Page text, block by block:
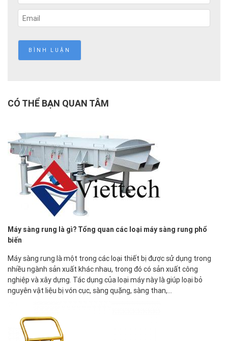
CÓ THỂ BẠN QUAN TÂM
Máy sàng rung là gì? Tổng quan các loại máy sàng rung phổ
biến
Máy sàng rung là một trong các loại thiết bị được sử dụng trong
nhiều ngành sản xuất khác nhau, trong đó có sản xuất công
nghiệp và xây dựng. Tác dụng của loại máy này là giúp loại bỏ
nguyên vật liệu bị vón cục, sàng quặng, sàng than,…